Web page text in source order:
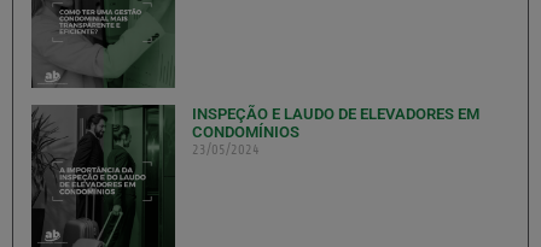
INSPEÇÃO E LAUDO DE ELEVADORES EM
CONDOMÍNIOS
23/05/2024